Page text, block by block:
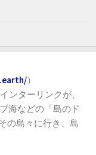
）
ンターリンクが、
海などの「島のド
の島々に行き、島